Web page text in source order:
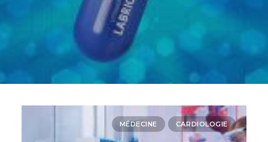
Recherche
MÉDECINE CARDIOLOGIE